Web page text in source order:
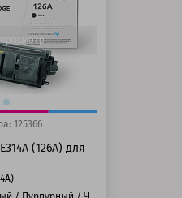
125366
(126A) для